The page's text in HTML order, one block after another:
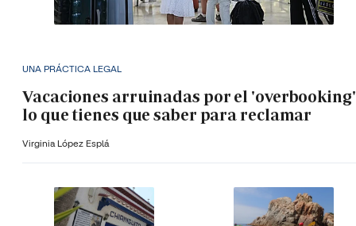
UNA PRÁCTICA LEGAL
Vacaciones arruinadas por el
lo que tienes que saber para reclamar
Virginia López Esplá